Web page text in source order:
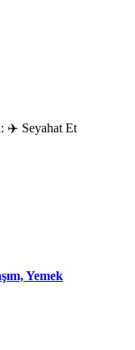
✈️ Seyahat Et
Yemek